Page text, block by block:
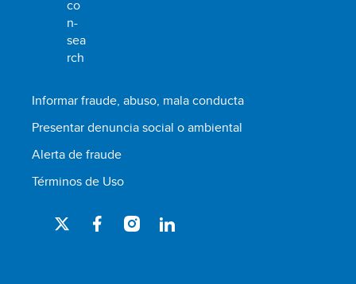
Informar fraude, abuso, mala conducta
Presentar denuncia social o ambiental
Alerta de fraude
Términos de Uso